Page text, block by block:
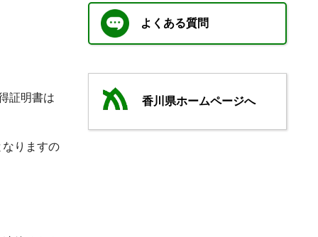
証明書は
りますの
よくある質問
香川県ホームページへ